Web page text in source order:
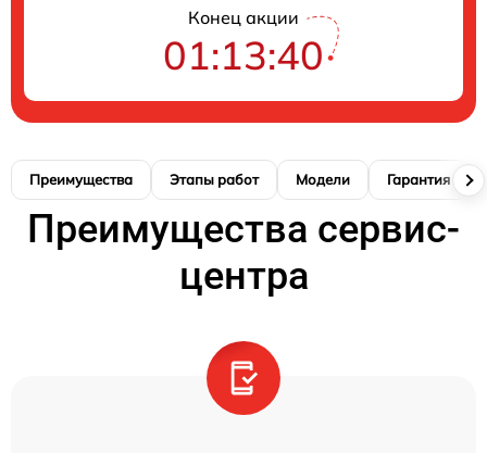
Конец акции
01:13:39
Преимущества Этапы работ Модели Гарантия
Преимущества сервис-
центра